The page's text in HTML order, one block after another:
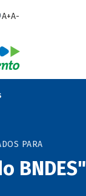
A+A-
PARA
BNDES"